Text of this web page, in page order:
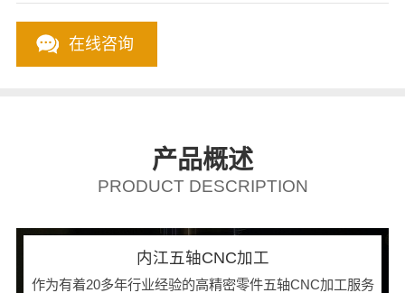
在线咨询
产品概述
PRODUCT DESCRIPTION
内江五轴CNC加工
作为有着20多年行业经验的高精密零件五轴CNC加工服务